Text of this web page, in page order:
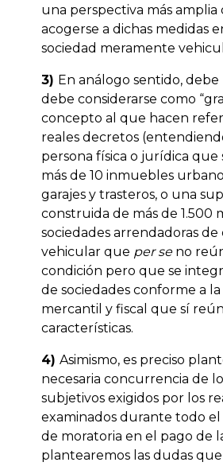
una perspectiva más amplia
acogerse a dichas medidas
sociedad meramente
3) En análogo sentido, debe
debe considerarse como
concepto al que hacen
reales decretos
persona física o jurídica que
más de 10 inmuebles
garajes y trasteros, o una
construida de más de 1.500
sociedades arrendadoras de
vehicular que per seno
condición pero que se
de sociedades conforme a
mercantil y fiscal que sí
características.
4) Asimismo, es preciso
necesaria concurrencia de
subjetivos exigidos por los
examinados durante todo
de moratoria en el pago de
plantearemos las dudas